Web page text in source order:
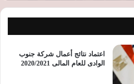
اعتماد نتائج أعمال شركة جنوب
الوادى للعام المالى 2020/2021